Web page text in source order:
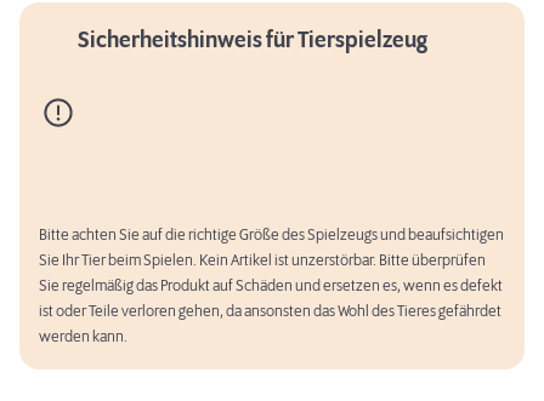
Sicherheitshinweis für Tierspielzeug
Bitte achten Sie auf die richtige Größe des Spielzeugs und beaufsichtigen
Sie Ihr Tier beim Spielen. Kein Artikel ist unzerstörbar. Bitte überprüfen
Sie regelmäßig das Produkt auf Schäden und ersetzen es, wenn es defekt
ist oder Teile verloren gehen, da ansonsten das Wohl des Tieres gefährdet
werden kann.